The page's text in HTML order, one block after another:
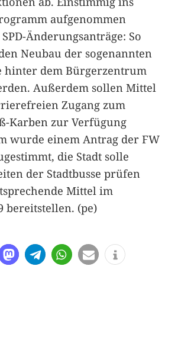
aufgenommen
Änderungsanträge: So
Neubau der sogenannten
hinter dem Bürgerzentrum
Außerdem sollen Mittel
Zugang zum
Karben zur Verfügung
wurde einem Antrag der FW
die Stadt solle
der Stadtbusse prüfen
Mittel im
bereitstellen. (pe)